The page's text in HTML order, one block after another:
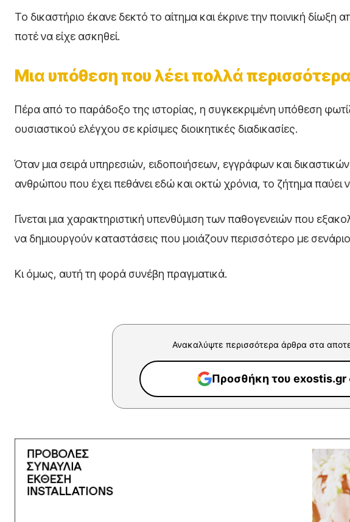
Το δικαστήριο έκανε δεκτό το αίτημα και έκρινε την ποινική
ποτέ να είχε ασκηθεί.
Μια υπόθεση που λέει πολλά περισσότερα
Πέρα από το παράδοξο της ιστορίας, η συγκεκριμένη υπόθεση
ουσιαστικού ελέγχου σε κρίσιμες διοικητικές διαδικασίες.
Όταν μια σειρά υπηρεσιών, ειδοποιήσεων, εγγράφων και δικαστικών
ανθρώπου που έχει πεθάνει εδώ και οκτώ χρόνια, το ζήτημα παύει
Γίνεται μια χαρακτηριστική υπενθύμιση των παθογενειών που
να δημιουργούν καταστάσεις που μοιάζουν περισσότερο με
Κι όμως, αυτή τη φορά συνέβη πραγματικά.
Ανακαλύψτε περισσότερα άρθρα στα
Προσθήκη του exostis.gr